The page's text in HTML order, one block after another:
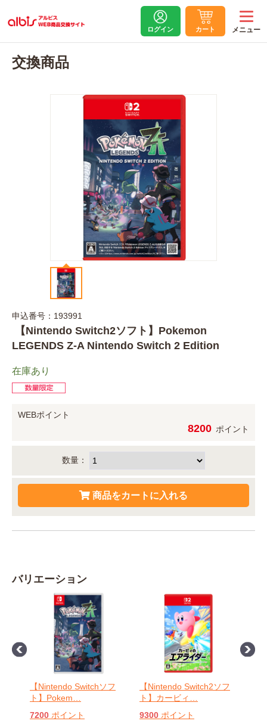
ログイン カート
交換商品
申込番号：193991
【Nintendo Switch2ソフト】Pokemon
LEGENDS Z-A Nintendo Switch 2 Edition
在庫あり
WEBポイント
8200 ポイント
数量：
バリエーション
【Nintendo Switchソフ
ト】Pokem
7200 ポイント
【Nintendo Switch2ソフ
ト】カービィ
9300 ポイント